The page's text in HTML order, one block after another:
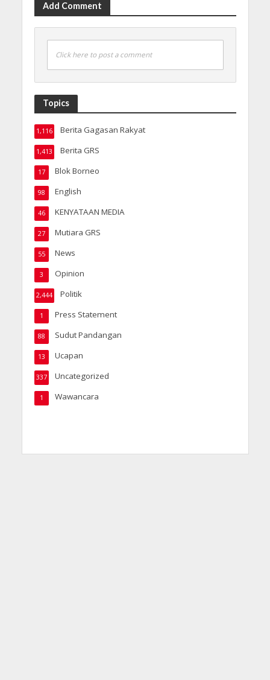
Add Comment
Click here to post a comment
Topics
Berita Gagasan Rakyat
1,116
Berita GRS
1,413
Blok Borneo
17
English
98
KENYATAAN MEDIA
46
Mutiara GRS
27
News
55
Opinion
3
Politik
2,444
Press Statement
1
Sudut Pandangan
88
Ucapan
13
Uncategorized
337
Wawancara
1